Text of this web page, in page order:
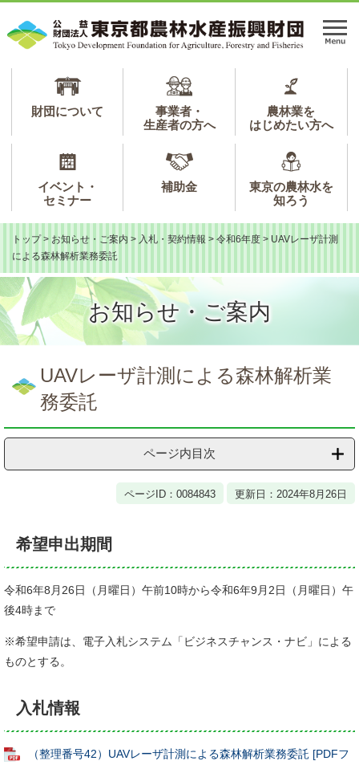
ジ
ュ
メ
財団について
事業者・
生産者の方へ
農林業を
はじめたい方へ
イベント・
セミナー
補助金
東京の農林水を
知ろう
トップ > お知らせ・ご案内 > 入札・契約情報 > 令和6年度 > UAVレーザ計測
による森林解析業務委託
お知らせ・ご案内
UAVレーザ計測による森林解析業
務委託
ページ内目次
ページID：0084843 更新日：2024年8月26日
希望申出期間
令和6年8月26日（月曜日）午前10時から令和6年9月2日（月曜日）午
後4時まで
※希望申請は、電子入札システム「ビジネスチャンス・ナビ」による
ものとする。
入札情報
（整理番号42）UAVレーザ計測による森林解析業務委託 [PDFフ